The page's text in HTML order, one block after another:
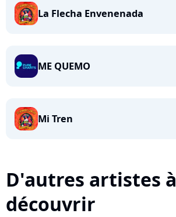
La Flecha Envenenada
ME QUEMO
Mi Tren
D'autres artistes à
découvrir